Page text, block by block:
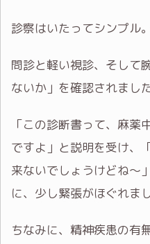
診察はいたってシンプル。
問診と軽い視診、そして
ないか」を確認されました
「この診断書って、麻薬
ですよ」と説明を受け、
来ないでしょうけどね〜
に、少し緊張がほぐれまし
ちなみに、精神疾患の有